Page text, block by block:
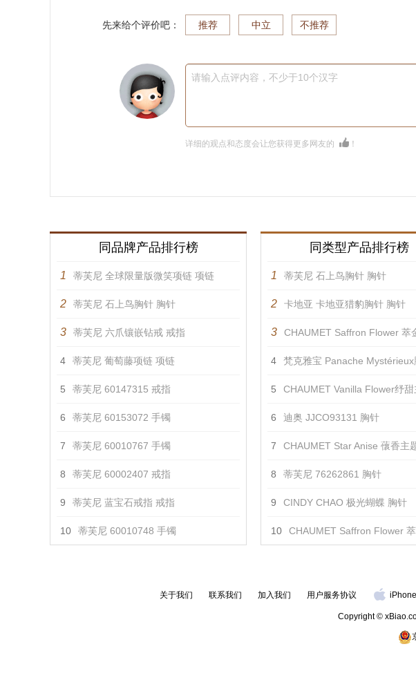
先来给个评价吧： 推荐 中立 不推荐
请输入点评内容，不少于10个汉字
详细的观点和态度会让您获得更多网友的 ！
同品牌产品排行榜
1 蒂芙尼 全球限量版微笑项链 项链
2 蒂芙尼 石上鸟胸针 胸针
3 蒂芙尼 六爪镶嵌钻戒 戒指
4 蒂芙尼 葡萄藤项链 项链
5 蒂芙尼 60147315 戒指
6 蒂芙尼 60153072 手镯
7 蒂芙尼 60010767 手镯
8 蒂芙尼 60002407 戒指
9 蒂芙尼 蓝宝石戒指 戒指
10 蒂芙尼 60010748 手镯
同类型产品排行榜
1 蒂芙尼 石上鸟胸针 胸针
2 卡地亚 卡地亚猎豹胸针 胸针
3 CHAUMET Saffron Flower 萃金主题胸针2
4 梵克雅宝 Panache Mystérieux胸针
5 CHAUMET Vanilla Flower纾甜主题胸
6 迪奥 JJCO93131 胸针
7 CHAUMET Star Anise 蘹香主题胸针
8 蒂芙尼 76262861 胸针
9 CINDY CHAO 极光蝴蝶 胸针
10 CHAUMET Saffron Flower 萃金主题胸
关于我们 联系我们 加入我们 用户服务协议
Copyright ©